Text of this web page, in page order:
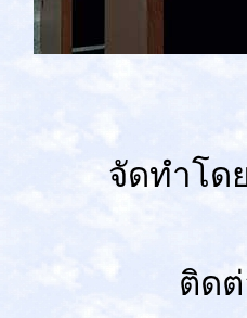
จัดทำโด
ติด